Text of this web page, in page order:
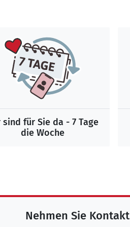
sind für Sie da - 7 Tage
die Woche
Nehmen Sie